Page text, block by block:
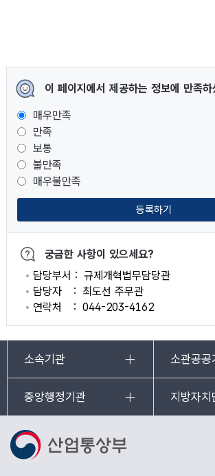
이 페이지에서 제공하는 정보에 만족하
매우만족
만족
보통
불만족
매우불만족
등록하기
궁금한 사항이 있으세요?
담당부서
규제개혁법무담당관
담당자
최도선 주무관
연락처
044-203-4162
소속기관 소관공공
중앙행정기관 지방자치